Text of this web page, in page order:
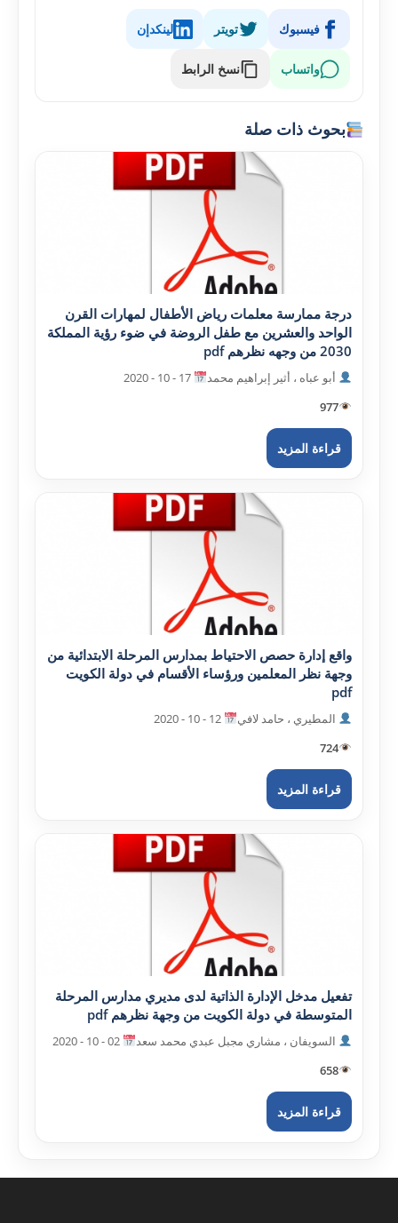
فيسبوك تويتر لينكدإن
واتساب نسخ الرابط
بحوث ذات صلة
درجة ممارسة معلمات رياض الأطفال لمهارات القرن
الواحد والعشرين مع طفل الروضة في ضوء رؤية المملکة
2030 من وجهه نظرهم pdf
أبو عباه ، أثير إبراهيم محمد
977
قراءة المزيد
واقع إدارة حصص الاحتياط بمدارس المرحلة الابتدائية من
وجهة نظر المعلمين ورؤساء الأقسام في دولة الکويت
pdf
المطيري ، حامد لافي
724
قراءة المزيد
تفعيل مدخل الإدارة الذاتية لدى مديري مدارس المرحلة
المتوسطة في دولة الکويت من وجهة نظرهم pdf
السويفان ، مشاري مجبل عبدي محمد سعد
658
قراءة المزيد